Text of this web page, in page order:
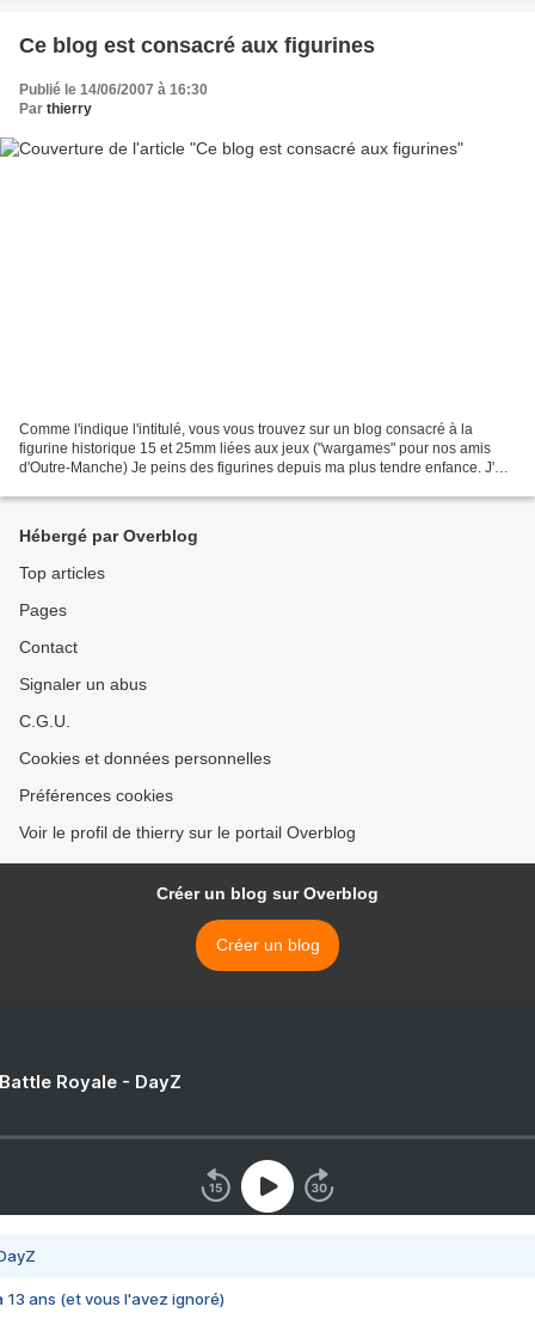
Ce blog est consacré aux figurines
Publié le 14/06/2007 à 16:30
Par thierry
Comme l'indique l'intitulé, vous vous trouvez sur un blog consacré à la
figurine historique 15 et 25mm liées aux jeux ("wargames" pour nos amis
d'Outre-Manche) Je peins des figurines depuis ma plus tendre enfance. J'ai
Hébergé par Overblog
Top articles
Pages
Contact
Signaler un abus
C.G.U.
Cookies et données personnelles
Préférences cookies
Voir le profil de thierry sur le portail Overblog
Créer un blog sur Overblog
Créer un blog
Royale - DayZ
13 ans (et vous l'avez ignoré)